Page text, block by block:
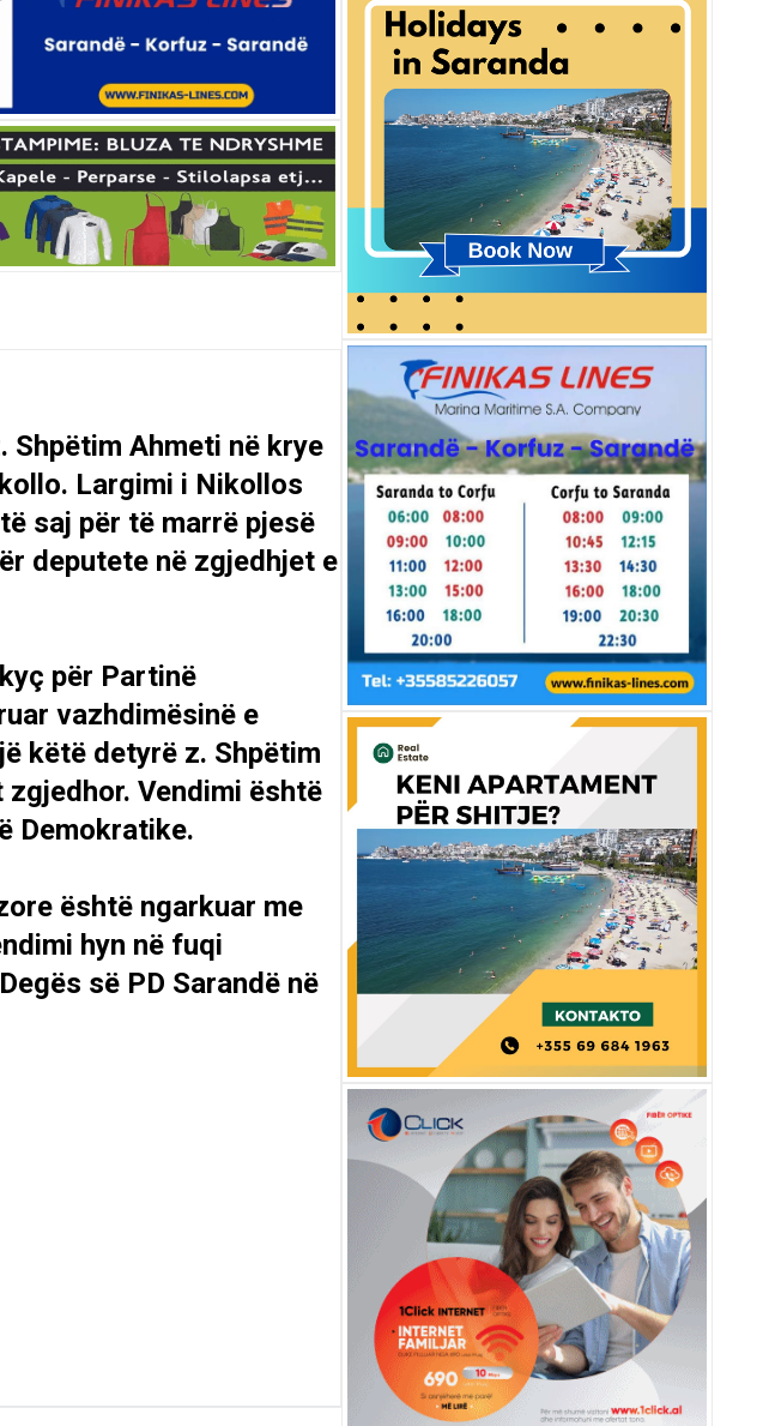
Shpëtim Ahmeti në krye
Largimi i Nikollos
saj për të marrë pjesë
deputete në zgjedhjet e
për Partinë
vazhdimësinë e
këtë detyrë z. Shpëtim
Vendimi është
Demokratike.
është ngarkuar me
hyn në fuqi
së PD Sarandë në